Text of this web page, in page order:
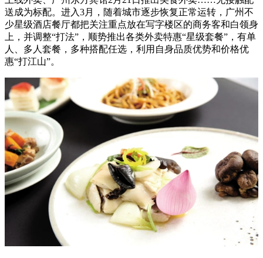
送成为标配。进入3月，随着城市逐步恢复正常运转，广州不
少星级酒店餐厅都把关注重点放在写字楼区的商务客和白领身
上，并调整“打法”，顺势推出各类外卖特惠“星级套餐”，有单
人、多人套餐，多种搭配任选，利用自身品质优势和价格优
惠“打江山”。